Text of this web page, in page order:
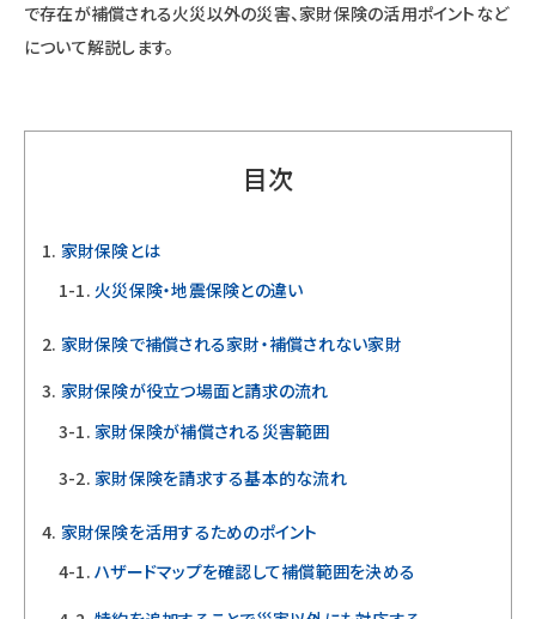
で存在が補償される火災以外の災害、家財保険の活用ポイントなど
について解説します。
目次
家財保険とは
火災保険・地震保険との違い
家財保険で補償される家財・補償されない家財
家財保険が役立つ場面と請求の流れ
家財保険が補償される災害範囲
家財保険を請求する基本的な流れ
家財保険を活用するためのポイント
ハザードマップを確認して補償範囲を決める